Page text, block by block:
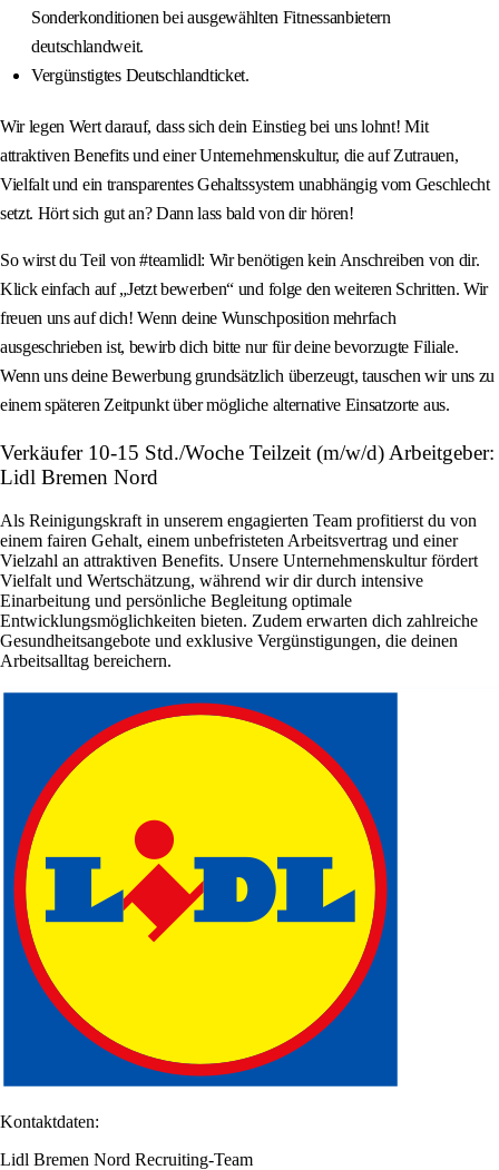
Sonderkonditionen bei ausgewählten Fitnessanbietern
deutschlandweit.
Vergünstigtes Deutschlandticket.
Wir legen Wert darauf, dass sich dein Einstieg bei uns lohnt! Mit
attraktiven Benefits und einer Unternehmenskultur, die auf Zutrauen,
Vielfalt und ein transparentes Gehaltssystem unabhängig vom Geschlecht
setzt. Hört sich gut an? Dann lass bald von dir hören!
So wirst du Teil von #teamlidl: Wir benötigen kein Anschreiben von dir.
Klick einfach auf „Jetzt bewerben“ und folge den weiteren Schritten. Wir
freuen uns auf dich! Wenn deine Wunschposition mehrfach
ausgeschrieben ist, bewirb dich bitte nur für deine bevorzugte Filiale.
Wenn uns deine Bewerbung grundsätzlich überzeugt, tauschen wir uns zu
einem späteren Zeitpunkt über mögliche alternative Einsatzorte aus.
Verkäufer 10-15 Std./Woche Teilzeit (m/w/d) Arbeitgeber:
Lidl Bremen Nord
Als Reinigungskraft in unserem engagierten Team profitierst du von
einem fairen Gehalt, einem unbefristeten Arbeitsvertrag und einer
Vielzahl an attraktiven Benefits. Unsere Unternehmenskultur fördert
Vielfalt und Wertschätzung, während wir dir durch intensive
Einarbeitung und persönliche Begleitung optimale
Entwicklungsmöglichkeiten bieten. Zudem erwarten dich zahlreiche
Gesundheitsangebote und exklusive Vergünstigungen, die deinen
Arbeitsalltag bereichern.
Kontaktdaten:
Lidl Bremen Nord Recruiting-Team